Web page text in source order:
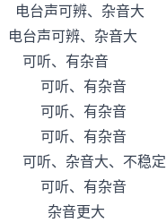
辨、杂音大
辨、杂音大
有杂音
、有杂音
、有杂音
、有杂音
杂音大、不稳定
、有杂音
音更大